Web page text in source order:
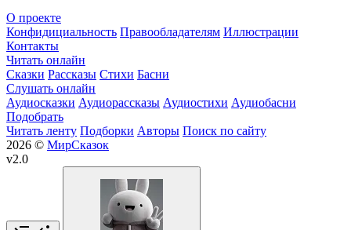
О проекте
Конфидициальность Правообладателям Иллюстрации
Контакты
Читать онлайн
Сказки Рассказы Стихи Басни
Слушать онлайн
Аудиосказки Аудиорассказы Аудиостихи Аудиобасни
Подобрать
Читать ленту Подборки Авторы Поиск по сайту
2026 © МирСказок
v2.0